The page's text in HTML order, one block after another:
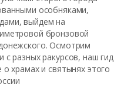
особняками,
выйдем на
бронзовой
Осмотрим
разных ракурсов, наш гид
храмах и святынях этого